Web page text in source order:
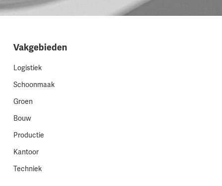
Vakgebieden
Logistiek
Schoonmaak
Groen
Bouw
Productie
Kantoor
Techniek